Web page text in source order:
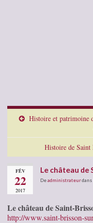
Histoire et patrimoine
Histoire de
FÉV
22
2017
Le château de
Deadministrateur
Le château de Saint-
http://www.saint-brisson-